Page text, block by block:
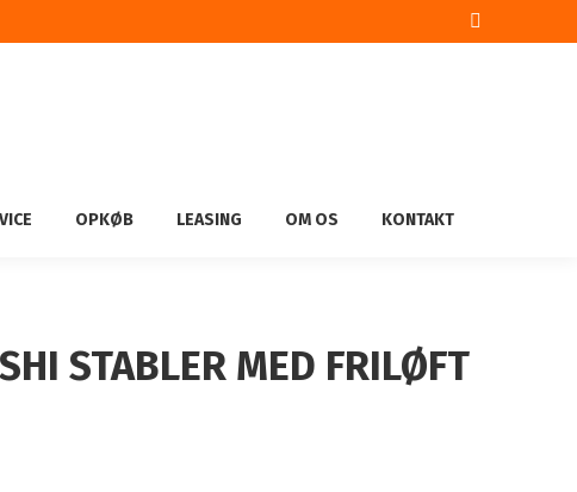
Facebook
OPKØB LEASING OM OS KONTAKT
STABLER MED FRILØFT